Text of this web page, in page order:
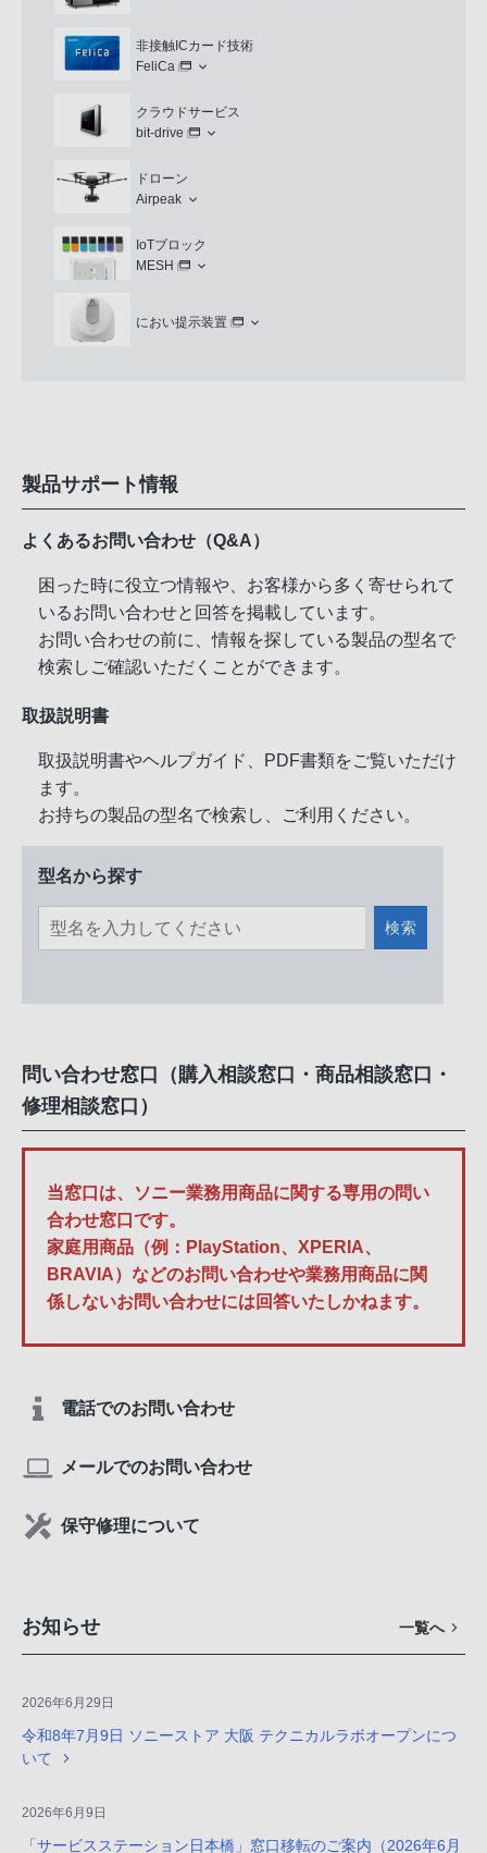
非接触ICカード技術
FeliCa
クラウドサービス
bit-drive
ドローン
Airpeak
IoTブロック
MESH
におい提示装置
製品サポート情報
よくあるお問い合わせ（Q&A）
困った時に役立つ情報や、お客様から多く寄せられて
いるお問い合わせと回答を掲載しています。
お問い合わせの前に、情報を探している製品の型名で
検索しご確認いただくことができます。
取扱説明書
取扱説明書やヘルプガイド、PDF書類をご覧いただけ
ます。
お持ちの製品の型名で検索し、ご利用ください。
型名から探す
検索
問い合わせ窓口（購入相談窓口・商品相談窓口・
修理相談窓口）
当窓口は、ソニー業務用商品に関する専用の問い
合わせ窓口です。
家庭用商品（例：PlayStation、XPERIA、
BRAVIA）などのお問い合わせや業務用商品に関
係しないお問い合わせには回答いたしかねます。
電話でのお問い合わせ
メールでのお問い合わせ
保守修理について
お知らせ 一覧へ
2026年6月29日
令和8年7月9日 ソニーストア 大阪 テクニカルラボオープンにつ
いて
2026年6月9日
「サービスステーション日本橋」窓口移転のご案内（2026年6月